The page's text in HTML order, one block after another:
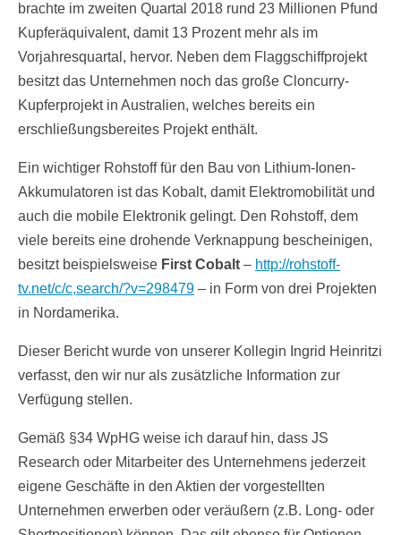
brachte im zweiten Quartal 2018 rund 23 Millionen Pfund
Kupferäquivalent, damit 13 Prozent mehr als im
Vorjahresquartal, hervor. Neben dem Flaggschiffprojekt
besitzt das Unternehmen noch das große Cloncurry-
Kupferprojekt in Australien, welches bereits ein
erschließungsbereites Projekt enthält.
Ein wichtiger Rohstoff für den Bau von Lithium-Ionen-
Akkumulatoren ist das Kobalt, damit Elektromobilität und
auch die mobile Elektronik gelingt. Den Rohstoff, dem
viele bereits eine drohende Verknappung bescheinigen,
besitzt beispielsweise First Cobalt – http://rohstoff-
tv.net/c/c,search/?v=298479 – in Form von drei Projekten
in Nordamerika.
Dieser Bericht wurde von unserer Kollegin Ingrid Heinritzi
verfasst, den wir nur als zusätzliche Information zur
Verfügung stellen.
Gemäß §34 WpHG weise ich darauf hin, dass JS
Research oder Mitarbeiter des Unternehmens jederzeit
eigene Geschäfte in den Aktien der vorgestellten
Unternehmen erwerben oder veräußern (z.B. Long- oder